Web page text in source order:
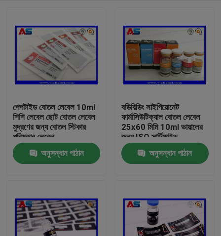
পণ্য
আমাদের সম্পর্কে
পেপটাইড বোতল লেবেল 10ml
শিশি লেবেল ছোট বোতল লেবেল
মুদ্রণের জন্য বোতল স্টিকার
পরিষ্কার লেবেল
অনুসন্ধান পাঠান
বডিবিল্ডিং সাইপিয়োনেট
ফার্মাসিউটিক্যাল বোতল লেবেল
25x60 মিমি 10ml ভায়ালের
জন্য ISO সার্টিফাইড
অনুসন্ধান পাঠান